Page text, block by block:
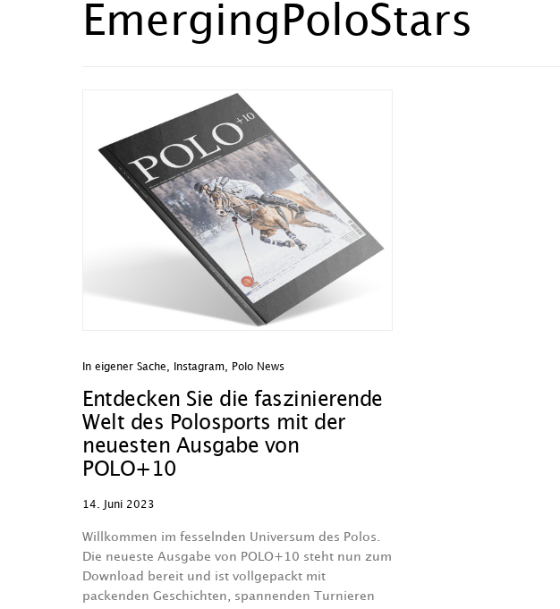
EmergingPoloStars
In eigener Sache Instagram Polo News
Entdecken Sie die faszinierende
Welt des Polosports mit der
neuesten Ausgabe von
POLO+10
14. Juni 2023
Willkommen im fesselnden Universum des Polos.
Die neueste Ausgabe von POLO+10 steht nun zum
Download bereit und ist vollgepackt mit
packenden Geschichten, spannenden Turnieren